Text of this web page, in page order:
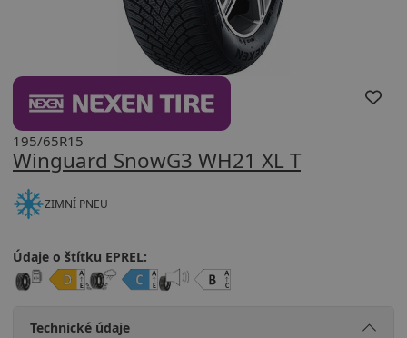
Winguard SnowG3 WH21 XL T
195/65R15
ZIMNÍ PNEU
Údaje o štítku EPREL:
Technické údaje